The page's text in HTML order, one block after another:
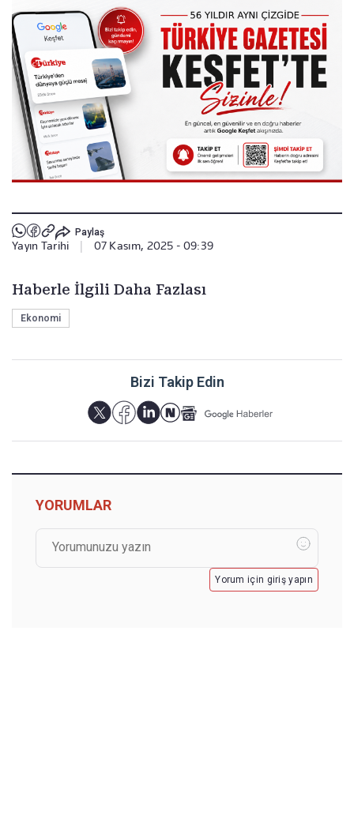
Paylaş
Yayın Tarihi 07 Kasım, 2025 - 09:39
Haberle İlgili Daha Fazlası
Ekonomi
Bizi Takip Edin
YORUMLAR
Yorum için giriş yapın